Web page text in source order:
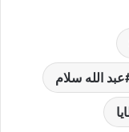
عبد الله سلام